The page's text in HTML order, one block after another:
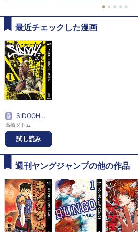
● ● ● ● ●
最近チェックした漫画
巻 SIDOOH―士道―
高橋ツトム
試し読み
週刊ヤングジャンプの他の作品